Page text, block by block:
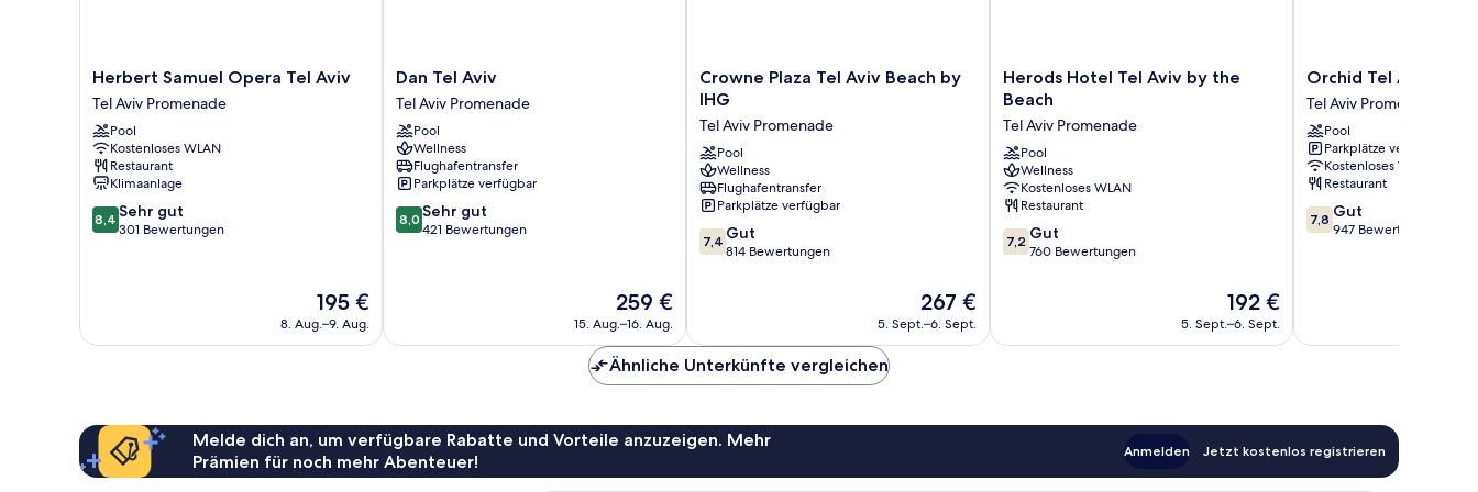
Herbert
Samuel
Opera
Tel
Aviv
Tel
Aviv
Promenade
Herbert Samuel Opera Tel Aviv
Tel Aviv Promenade
Pool
Kostenloses WLAN
Restaurant
Klimaanlage
8.4
von
8,4 Sehr gut
301 Bewertungen
Der
Preis
beträgt
195 €
8. Aug.–9. Aug.
Dan
Tel
Aviv
Tel
Aviv
Promenade
Dan Tel Aviv
Tel Aviv Promenade
Pool
Wellness
Flughafentransfer
Parkplätze verfügbar
8.0
von
8,0 Sehr gut
421 Bewertungen
Der
Preis
beträgt
259 €
259 €
15. Aug.–16. Aug.
Crowne
Plaza
Aviv
Beach
by
IHG
Tel
Aviv
Promenade
Crowne Plaza Tel Aviv Beach by
IHG
Tel Aviv Promenade
Pool
Wellness
Flughafentransfer
Parkplätze verfügbar
7.4
von
7,4 Gut
814 Bewertungen
Der
Preis
beträgt
267 €
5. Sept.–6. Sept.
Herods
Hotel
Aviv
by
the
Beach
Tel
Aviv
Promenade
Herods Hotel Tel Aviv by the
Beach
Tel Aviv Promenade
Pool
Wellness
Kostenloses WLAN
Restaurant
7.2
von
7,2 Gut
760 Bewertungen
Der
Preis
beträgt
192 €
5. Sept.–6. Sept.
Orchid
Tel
Aviv
Tel
Aviv
Promenade
Orchid Tel Aviv
Tel Aviv Promenade
Pool
Parkplätze verfügbar
Kostenloses WLAN
Restaurant
7.8
von
7,8 Gut
947 Bewertungen
Ähnliche Unterkünfte vergleichen
Melde dich an, um verfügbare Rabatte und Vorteile anzuzeigen. Mehr
Prämien für noch mehr Abenteuer!
Anmelden Jetzt kostenlos registrieren